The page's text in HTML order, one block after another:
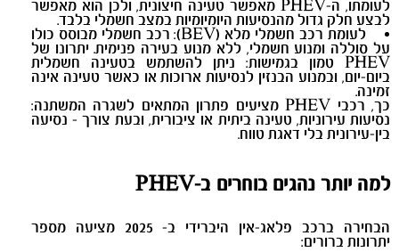
לעומתו, ה-PHEV מאפשר טעינה חיצונית, ולכן הוא מאפשר
לבצע חלק גדול מהנסיעות היומיומיות במצב חשמלי בלבד.
לעומת רכב חשמלי מלא (BEV): רכב חשמלי מבוסס כולו
על סוללה ומנוע חשמלי, ללא מנוע בעירה פנימית. יתרונו של
PHEV טמון בגמישות: ניתן להשתמש בטעינה חשמלית
ביום-יום, ובמנוע הבנזין לנסיעות ארוכות או כאשר טעינה אינה
זמינה.
כך, רכבי PHEV מציעים פתרון המתאים לשגרה המשתנה:
נסיעות עירוניות, טעינה ביתית או ציבורית, ובעת צורך - נסיעה
בין-עירונית בלי דאגת טווח.
למה יותר נהגים בוחרים ב-PHEV
הבחירה ברכב פלאג-אין היברידי ב- 2025 מציעה מספר
יתרונות ברורים: